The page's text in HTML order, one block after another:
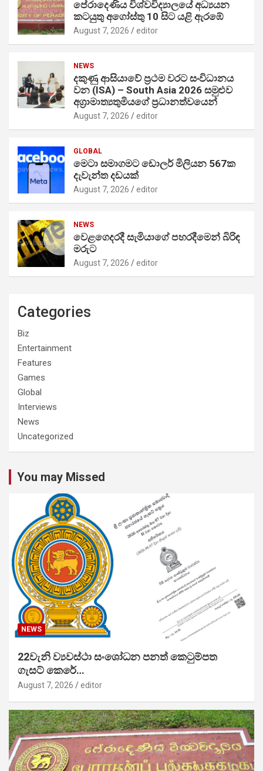
පේරාදෙණිය විශ්වවිද්‍යාලයේ අධ්‍යයන
කටයුතු අගෝස්තු 10 සිට යළි ඇරඹේ
August 7, 2026 editor
NEWS
දකුණු ආසියාවේ ප්‍රථම වරට සංවිධානය
වන (ISA) – South Asia 2026 සමුළුව
අග්‍රාමාත්‍යතුමියගේ ප්‍රධානත්වයෙන්
August 7, 2026 editor
GLOBAL
මෙටා සමාගමට ඩොලර් මිලියන 567ක
දැවැන්ත දඩයක්
August 7, 2026 editor
NEWS
වෙළගෙදරදී සැමියාගේ පහරදීමෙන් බිරිඳ
මරුට
August 7, 2026 editor
Categories
Biz
Entertainment
Features
Games
Global
Interviews
News
Uncategorized
You may Missed
NEWS
22වැනි ව්‍යවස්ථා සංශෝධන පනත් කෙටුම්පත
ගැසට් කෙරේ…
August 7, 2026 editor